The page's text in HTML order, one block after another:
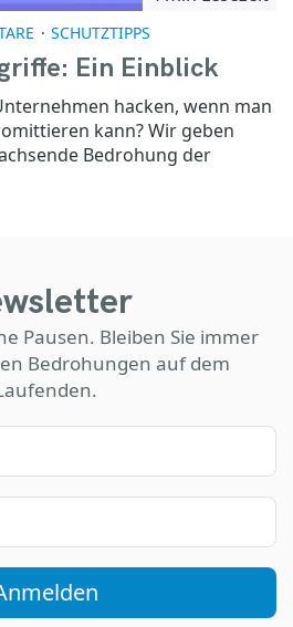
SCHUTZTIPPS
Ein Einblick
hacken, wenn man
kann? Wir geben
Bedrohung der
Pausen. Bleiben Sie immer
Bedrohungen auf dem